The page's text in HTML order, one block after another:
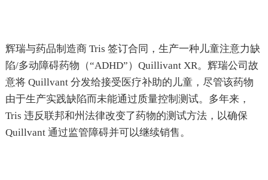
辉瑞与药品制造商 Tris 签订合同，生产一种儿童注意力缺
陷/多动障碍药物（“ADHD”）Quillivant XR。辉瑞公司故
意将 Quillvant 分发给接受医疗补助的儿童，尽管该药物
由于生产实践缺陷而未能通过质量控制测试。多年来，
Tris 违反联邦和州法律改变了药物的测试方法，以确保
Quillvant 通过监管障碍并可以继续销售。